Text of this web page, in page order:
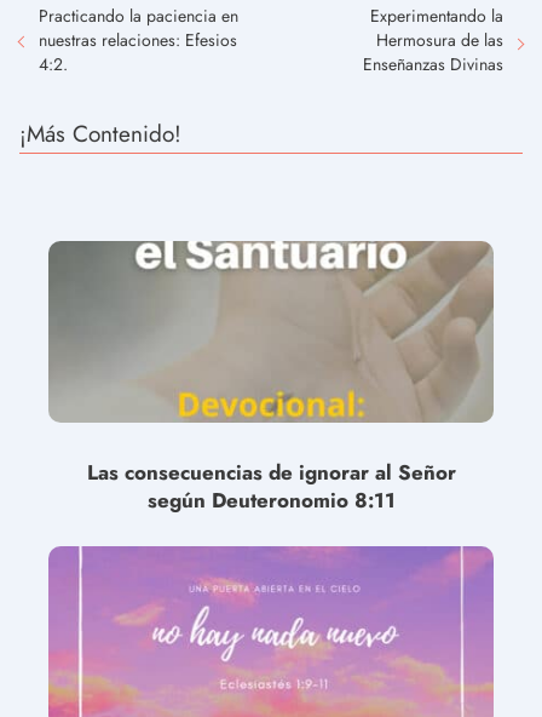
Practicando la paciencia en
nuestras relaciones: Efesios
4:2.
Experimentando la
Hermosura de las
Enseñanzas Divinas
¡Más Contenido!
Las consecuencias de ignorar al Señor
según Deuteronomio 8:11